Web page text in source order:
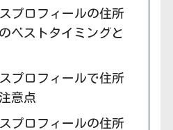
プロフィールの住所
ベストタイミングと
プロフィールで住所
意点
プロフィールの住所